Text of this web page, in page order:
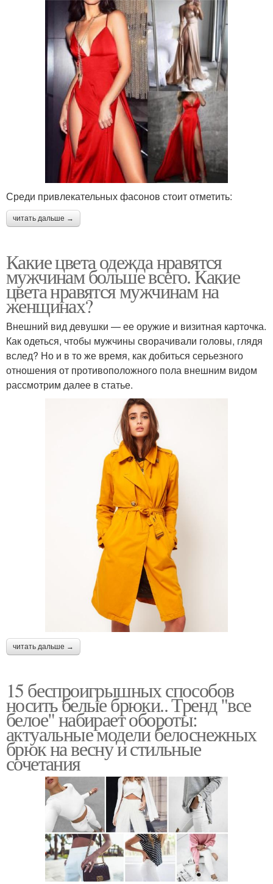
Среди привлекательных фасонов стоит отметить:
читать дальше →
Какие цвета одежда нравятся
мужчинам больше всего. Какие
цвета нравятся мужчинам на
женщинах?
Внешний вид девушки — ее оружие и визитная карточка.
Как одеться, чтобы мужчины сворачивали головы, глядя
вслед? Но и в то же время, как добиться серьезного
отношения от противоположного пола внешним видом
рассмотрим далее в статье.
читать дальше →
15 беспроигрышных способов
носить белые брюки.. Тренд "все
белое" набирает обороты:
актуальные модели белоснежных
брюк на весну и стильные
сочетания